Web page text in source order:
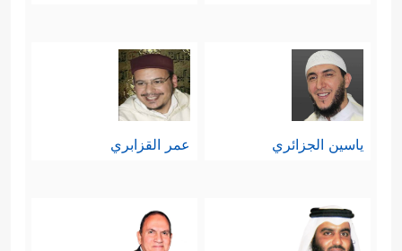
ياسين الجزائري عمر القزابري